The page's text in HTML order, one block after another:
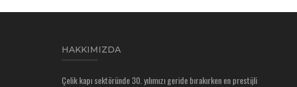
HAKKIMIZDA
Çelik kapı sektöründe 30. yılımızı geride bırakırken en prestijli